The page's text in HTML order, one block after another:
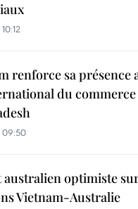
renforce sa présence
du commerce
australien optimiste
Vietnam-Australie